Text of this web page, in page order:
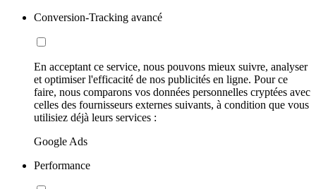
Conversion-Tracking avancé
En acceptant ce service, nous pouvons mieux suivre, analyser
et optimiser l'efficacité de nos publicités en ligne. Pour ce
faire, nous comparons vos données personnelles cryptées avec
celles des fournisseurs externes suivants, à condition que vous
utilisiez déjà leurs services :
Google Ads
Performance